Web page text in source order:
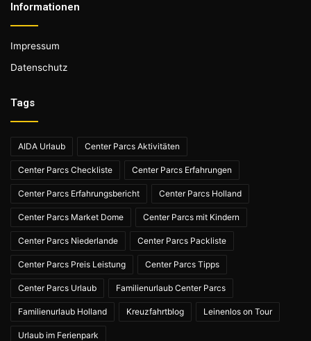
Informationen
Impressum
Datenschutz
Tags
AIDA Urlaub Center Parcs Aktivitäten
Center Parcs Checkliste Center Parcs Erfahrungen
Center Parcs Erfahrungsbericht Center Parcs Holland
Center Parcs Market Dome Center Parcs mit Kindern
Center Parcs Niederlande Center Parcs Packliste
Center Parcs Preis Leistung Center Parcs Tipps
Center Parcs Urlaub Familienurlaub Center Parcs
Familienurlaub Holland Kreuzfahrtblog Leinenlos on Tour
Urlaub im Ferienpark